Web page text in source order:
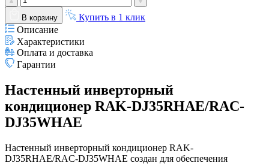
В корзину
Купить в 1 клик
Описание
Характеристики
Оплата и доставка
Гарантии
Настенный инверторный
кондиционер RAK-DJ35RHAE/RAC-
DJ35WHAE
Настенный инверторный кондиционер RAK-
DJ35RHAE/RAC-DJ35WHAE создан для обеспечения